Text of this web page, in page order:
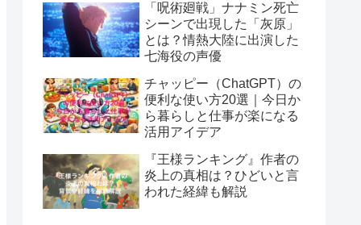
「呪術廻戦」ナナミン死亡
シーンで出現した「灰原」
とは？情熱大陸に出演した
七海役の声優
チャッピー（ChatGPT）の
便利な使い方20選｜今日か
ら暮らしと仕事が楽になる
活用アイデア
『王様ランキング』作者の
炎上の真相は？ひどいと言
われた経緯も解説